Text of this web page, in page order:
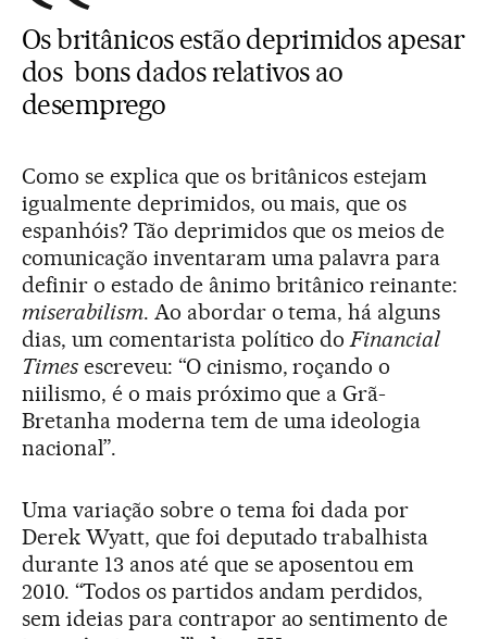
Os britânicos estão deprimidos apesar
dos bons dados relativos ao
desemprego
Como se explica que os britânicos estejam
igualmente deprimidos, ou mais, que os
espanhóis? Tão deprimidos que os meios de
comunicação inventaram uma palavra para
definir o estado de ânimo britânico reinante:
miserabilism. Ao abordar o tema, há alguns
dias, um comentarista político doFinancial
Timesescreveu: “O cinismo, roçando o
niilismo, é o mais próximo que a Grã-
Bretanha moderna tem de uma ideologia
nacional”.
Uma variação sobre o tema foi dada por
Derek Wyatt, que foi deputado trabalhista
durante 13 anos até que se aposentou em
2010. “Todos os partidos andam perdidos,
sem ideias para contrapor ao sentimento de